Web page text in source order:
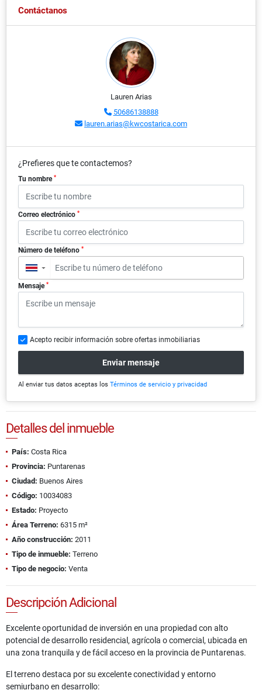
Contáctanos
Lauren Arias
50686138888
lauren.arias@kwcostarica.com
¿Prefieres que te contactemos?
Tu nombre *
Correo electrónico *
Número de teléfono *
▼
Mensaje *
Acepto recibir información sobre ofertas inmobiliarias
Enviar mensaje
Al enviar tus datos aceptas los Términos de servicio y privacidad
Detalles del inmueble
País: Costa Rica
Provincia: Puntarenas
Ciudad: Buenos Aires
Código: 10034083
Estado: Proyecto
Área Terreno: 6315 m²
Año construcción: 2011
Tipo de inmueble: Terreno
Tipo de negocio: Venta
Descripción Adicional
Excelente oportunidad de inversión en una propiedad con alto
potencial de desarrollo residencial, agrícola o comercial, ubicada en
una zona tranquila y de fácil acceso en la provincia de Puntarenas.
El terreno destaca por su excelente conectividad y entorno
semiurbano en desarrollo: